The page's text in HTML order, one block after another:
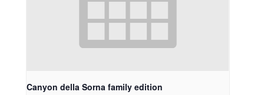
Canyon della Sorna family edition